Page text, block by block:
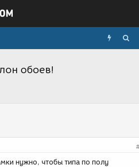
обоев!
нужно, чтобы типа по полу